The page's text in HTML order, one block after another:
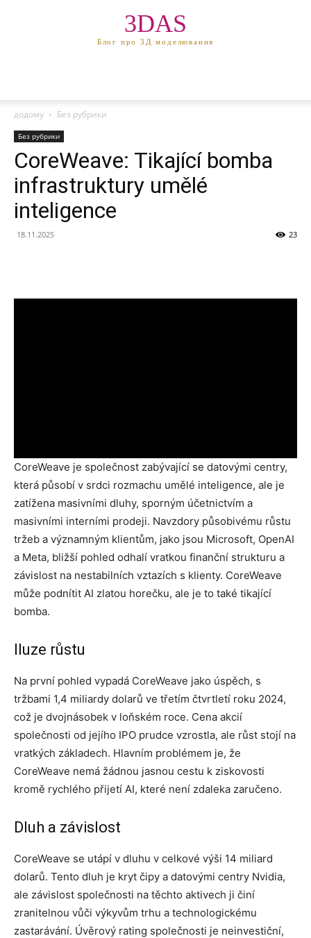
3DAS
Блог про 3Д моделювання
додому Без рубрики
Без рубрики
CoreWeave: Tikající bomba
infrastruktury umělé
inteligence
18.11.2025 23
CoreWeave je společnost zabývající se datovými centry,
která působí v srdci rozmachu umělé inteligence, ale je
zatížena masivními dluhy, sporným účetnictvím a
masivními interními prodeji. Navzdory působivému růstu
tržeb a významným klientům, jako jsou Microsoft, OpenAI
a Meta, bližší pohled odhalí vratkou finanční strukturu a
závislost na nestabilních vztazích s klienty. CoreWeave
může podnítit AI zlatou horečku, ale je to také tikající
bomba.
Iluze růstu
Na první pohled vypadá CoreWeave jako úspěch, s
tržbami 1,4 miliardy dolarů ve třetím čtvrtletí roku 2024,
což je dvojnásobek v loňském roce. Cena akcií
společnosti od jejího IPO prudce vzrostla, ale růst stojí na
vratkých základech. Hlavním problémem je, že
CoreWeave nemá žádnou jasnou cestu k ziskovosti
kromě rychlého přijetí AI, které není zdaleka zaručeno.
Dluh a závislost
CoreWeave se utápí v dluhu v celkové výši 14 miliard
dolarů. Tento dluh je kryt čipy a datovými centry Nvidia,
ale závislost společnosti na těchto aktivech ji činí
zranitelnou vůči výkyvům trhu a technologickému
zastarávání. Úvěrový rating společnosti je neinvestiční,